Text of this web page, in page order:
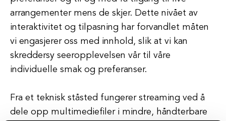
arrangementer mens de skjer. Dette nivået av
interaktivitet og tilpasning har forvandlet måten
vi engasjerer oss med innhold, slik at vi kan
skreddersy seeropplevelsen vår til våre
individuelle smak og preferanser.
Fra et teknisk ståsted fungerer streaming ved å
dele opp multimediefiler i mindre, håndterbare